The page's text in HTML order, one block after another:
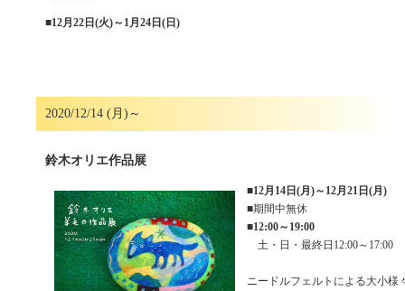
■12月22日(火)～1月24日(日)
2020/12/14 (月)～
鈴木オリエ作品展
■12月14日(月)～12月21日(月)
■期間中無休
■12:00～19:00
土・日・最終日12:00～17:00
ニードルフェルトによる大小様